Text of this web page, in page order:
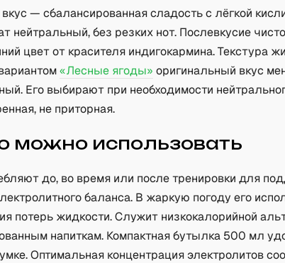
— сбалансированная сладость с лёгкой
нейтральный, без резких нот. Послевкусие
цвет от красителя индигокармина. Текстура
«Лесные ягоды» оригинальный вкус
Его выбирают при необходимости
не приторная.
можно использовать
до, во время или после тренировки для
баланса. В жаркую погоду его
потерь жидкости. Служит низкокалорийной
напиткам. Компактная бутылка 500 мл
Оптимальная концентрация электролитов